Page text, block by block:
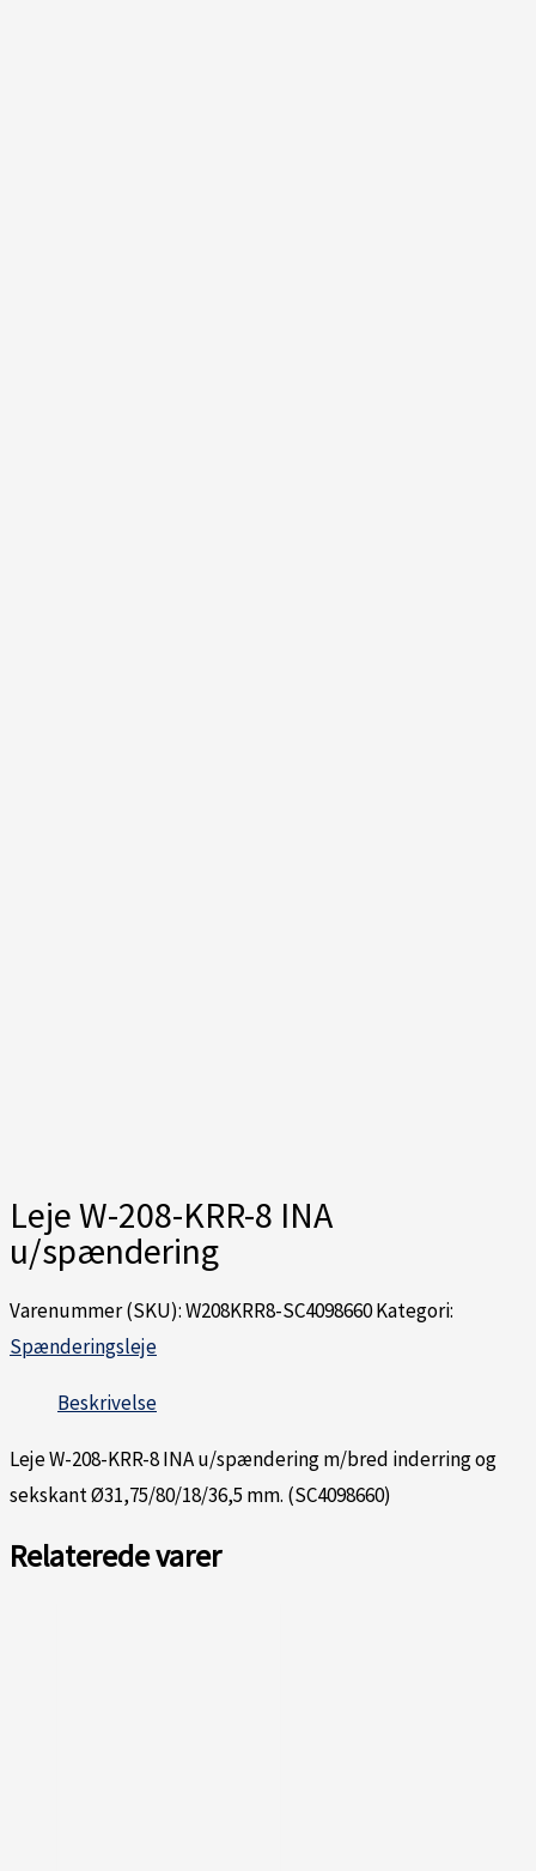
Leje W-208-KRR-8 INA
u/spændering
Varenummer (SKU):W208KRR8-SC4098660Kategori:
Spænderingsleje
Beskrivelse
Leje W-208-KRR-8 INA u/spændering m/bred inderring og
sekskant Ø31,75/80/18/36,5 mm. (SC4098660)
Relaterede varer